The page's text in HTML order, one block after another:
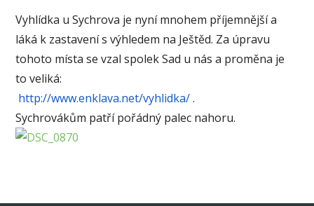
Vyhlídka u Sychrova je nyní mnohem příjemnější a
láká k zastavení s výhledem na Ještěd. Za úpravu
tohoto místa se vzal spolek Sad u nás a proměna je
to veliká:
http://www.enklava.net/vyhlidka/.
Sychrovákům patří pořádný palec nahoru.